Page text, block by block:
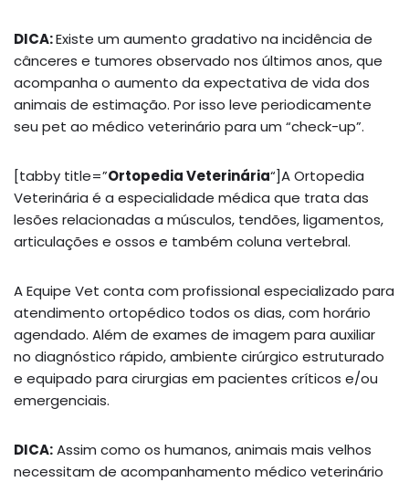
DICA:Existe um aumento gradativo na incidência de
cânceres e tumores observado nos últimos anos, que
acompanha o aumento da expectativa de vida dos
animais de estimação. Por isso leve periodicamente
seu pet ao médico veterinário para um “check-up”.
[tabby title=”Ortopedia Veterinária“]A Ortopedia
Veterinária é a especialidade médica que trata das
lesões relacionadas a músculos, tendões, ligamentos,
articulações e ossos e também coluna vertebral.
A Equipe Vet conta com profissional especializado para
atendimento ortopédico todos os dias, com horário
agendado. Além de exames de imagem para auxiliar
no diagnóstico rápido, ambiente cirúrgico estruturado
e equipado para cirurgias em pacientes críticos e/ou
emergenciais.
DICA:Assim como os humanos, animais mais velhos
necessitam de acompanhamento médico veterinário